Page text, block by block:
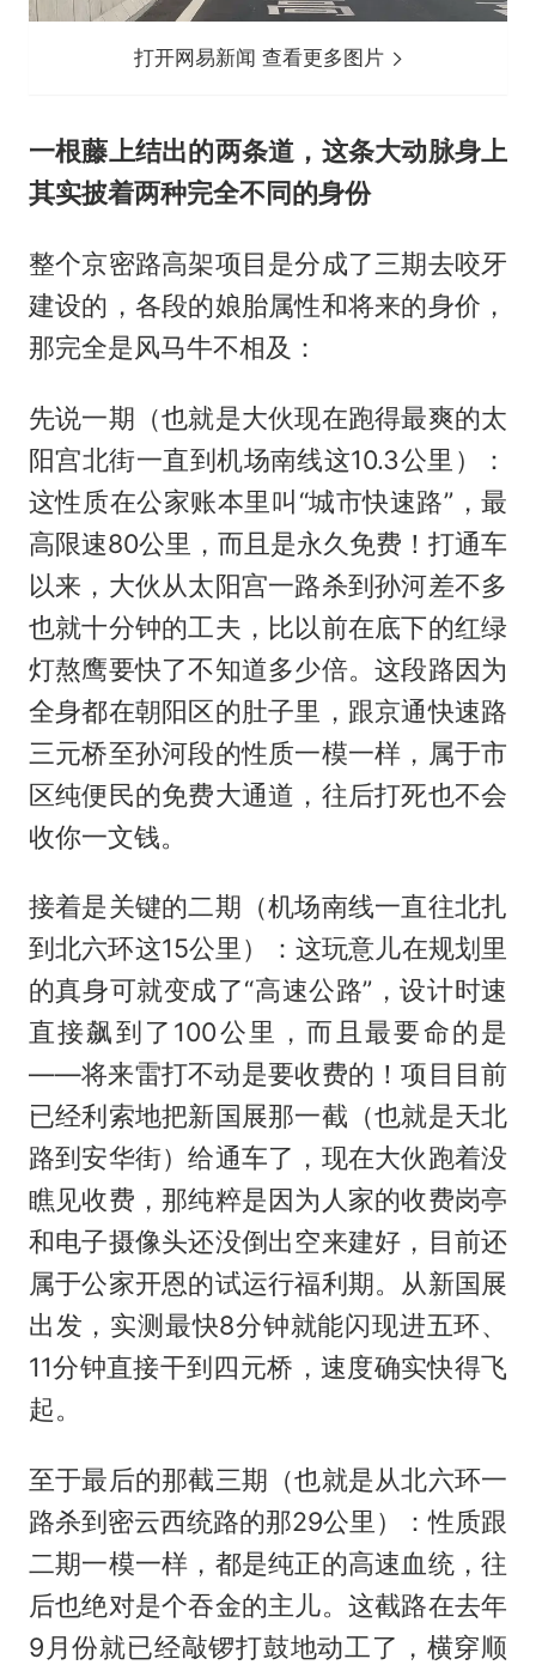
打开网易新闻 查看更多图片
一根藤上结出的两条道，这条大动脉身上
其实披着两种完全不同的身份
整个京密路高架项目是分成了三期去咬牙
建设的，各段的娘胎属性和将来的身价，
那完全是风马牛不相及：
先说一期（也就是大伙现在跑得最爽的太
阳宫北街一直到机场南线这10.3公里）：
这性质在公家账本里叫“城市快速路”，最
高限速80公里，而且是永久免费！打通车
以来，大伙从太阳宫一路杀到孙河差不多
也就十分钟的工夫，比以前在底下的红绿
灯熬鹰要快了不知道多少倍。这段路因为
全身都在朝阳区的肚子里，跟京通快速路
三元桥至孙河段的性质一模一样，属于市
区纯便民的免费大通道，往后打死也不会
收你一文钱。
接着是关键的二期（机场南线一直往北扎
到北六环这15公里）：这玩意儿在规划里
的真身可就变成了“高速公路”，设计时速
直接飙到了100公里，而且最要命的是
——将来雷打不动是要收费的！项目目前
已经利索地把新国展那一截（也就是天北
路到安华街）给通车了，现在大伙跑着没
瞧见收费，那纯粹是因为人家的收费岗亭
和电子摄像头还没倒出空来建好，目前还
属于公家开恩的试运行福利期。从新国展
出发，实测最快8分钟就能闪现进五环、
11分钟直接干到四元桥，速度确实快得飞
起。
至于最后的那截三期（也就是从北六环一
路杀到密云西统路的那29公里）：性质跟
二期一模一样，都是纯正的高速血统，往
后也绝对是个吞金的主儿。这截路在去年
9月份就已经敲锣打鼓地动工了，横穿顺